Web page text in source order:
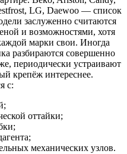
LG, Daewoo — список
заслуженно считаются
и возможностями, хотя
марки свои. Иногда
разбираются совершенно
периодически устраивают
крепёж интереснее.
с:
оттайки;
механических узлов.